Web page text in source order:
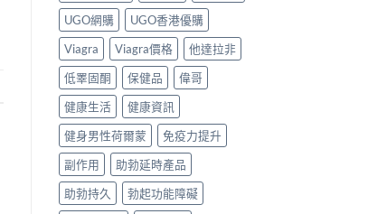
UGO網購
UGO香港優購
Viagra
Viagra價格
他達拉非
低睪固酮
保健品
偉哥
健康生活
健康資訊
健身男性荷爾蒙
免疫力提升
副作用
助勃延時產品
助勃持久
勃起功能障礙